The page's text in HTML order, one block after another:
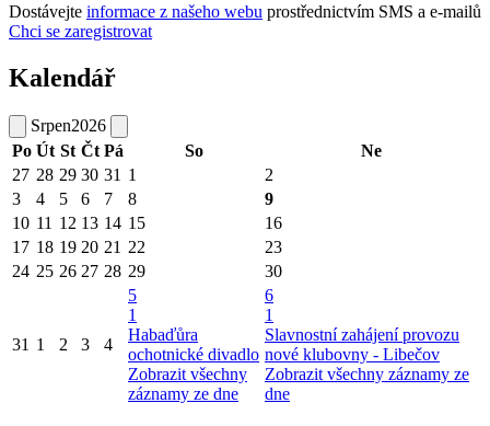
Dostávejte informace z našeho webu prostřednictvím SMS a e-mailů
Chci se zaregistrovat
Kalendář
Srpen2026
Po Út St Čt Pá So
Ne
27 28 29 30 31 1
2
3
4 5 6 7 8
9
10 11 12 13 14 15
16
17 18 19 20 21 22
23
24 25 26 27 28 29 30
31 1 2 3 4
5
1
Habaďůra
ochotnické divadlo
Zobrazit všechny
záznamy ze dne
6
1
Slavnostní zahájení provozu
nové klubovny - Libečov
Zobrazit všechny záznamy ze
dne